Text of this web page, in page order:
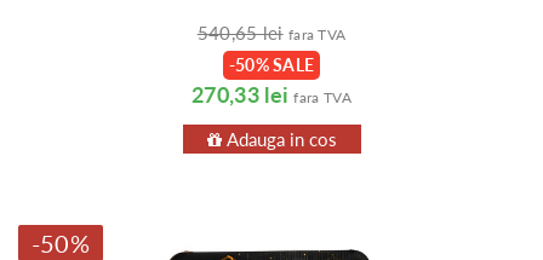
540,65 lei fara TVA
-50% SALE
270,33 lei fara TVA
Adauga in cos
-50%